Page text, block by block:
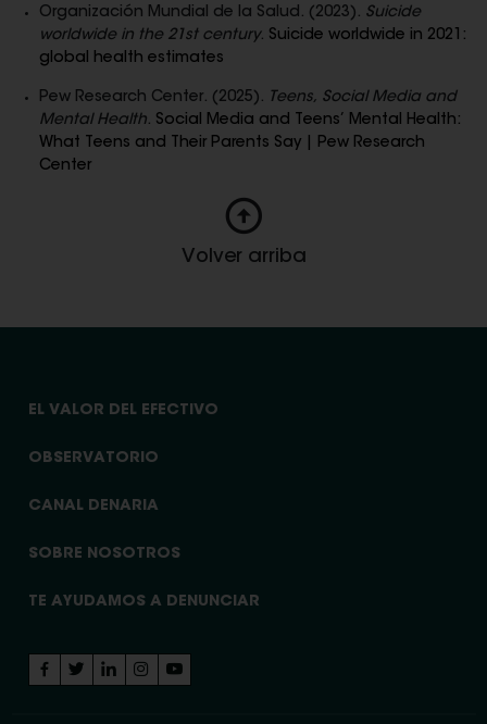
Organización Mundial de la Salud. (2023). Suicide
worldwide in the 21st century. Suicide worldwide in 2021:
global health estimates
Pew Research Center. (2025). Teens, Social Media and
Mental Health. Social Media and Teens’ Mental Health:
What Teens and Their Parents Say | Pew Research
Center
Volver arriba
EL VALOR DEL EFECTIVO
OBSERVATORIO
CANAL DENARIA
SOBRE NOSOTROS
TE AYUDAMOS A DENUNCIAR